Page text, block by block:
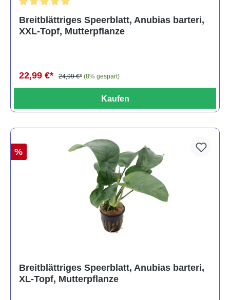
Breitblättriges Speerblatt, Anubias barteri,
XXL-Topf, Mutterpflanze
22,99 €* 24,99 €* (8% gespart)
Kaufen
%
Breitblättriges Speerblatt, Anubias barteri,
XL-Topf, Mutterpflanze